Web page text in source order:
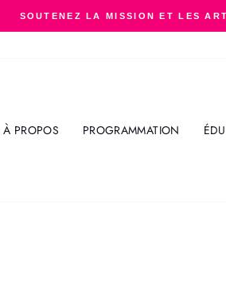
SOUTENEZ LA MISSION ET LES
À PROPOS PROGRAMMATION